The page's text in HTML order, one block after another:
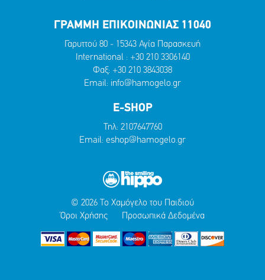
ΓΡΑΜΜΗ ΕΠΙΚΟΙΝΩΝΙΑΣ 11040
Γαρυττού 80 - 15343 Αγία Παρασκευή
International : +30 210 3306140
Φαξ: +30 210 3843038
Email: info@hamogelo.gr
E-SHOP
Τηλ: 2107647760
Email: eshop@hamogelo.gr
© 2026 Το Χαμόγελο του Παιδιού
Όροι Χρήσης
Προσωπικά Δεδομένα